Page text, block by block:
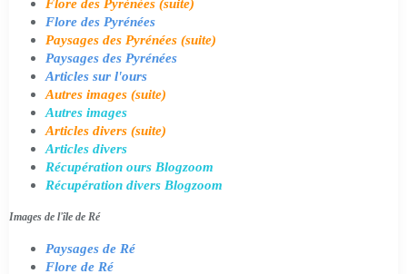
Flore des Pyrénées (suite)
Flore des Pyrénées
Paysages des Pyrénées (suite)
Paysages des Pyrénées
Articles sur l'ours
Autres images (suite)
Autres images
Articles divers (suite)
Articles divers
Récupération ours Blogzoom
Récupération divers Blogzoom
Images de l'île de Ré
Paysages de Ré
Flore de Ré